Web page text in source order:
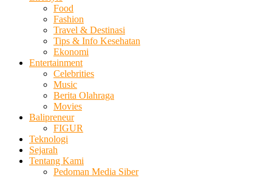
Food
Fashion
Travel & Destinasi
Tips & Info Kesehatan
Ekonomi
Entertainment
Celebrities
Music
Berita Olahraga
Movies
Balipreneur
FIGUR
Teknologi
Sejarah
Tentang Kami
Pedoman Media Siber